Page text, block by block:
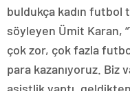
buldukça kadın futbol
söyleyen Ümit Karan,
çok zor, çok fazla
para kazanıyoruz. Biz